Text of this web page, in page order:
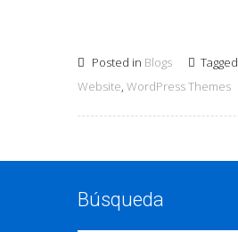
Posted in Blogs Tagged
Website, WordPress Themes
Búsqueda